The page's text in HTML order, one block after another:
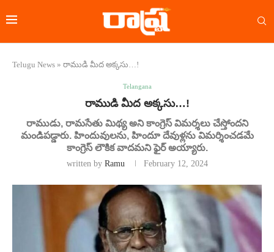
Telugu News » రాముడి మీద అక్కసు…!
Telangana
రాముడి మీద అక్కసు…!
రాముడు, రామసేతు మిథ్య అని కాంగ్రెస్ విమర్శలు చేస్తోందని
మండిపడ్డారు. హిందువులను, హిందూ దేవుళ్లను విమర్శించడమే
కాంగ్రెస్ లౌకిక వాదమని ఫైర్ అయ్యారు.
written by Ramu February 12, 2024